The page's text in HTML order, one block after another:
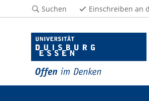
Suchen Einschreiben an